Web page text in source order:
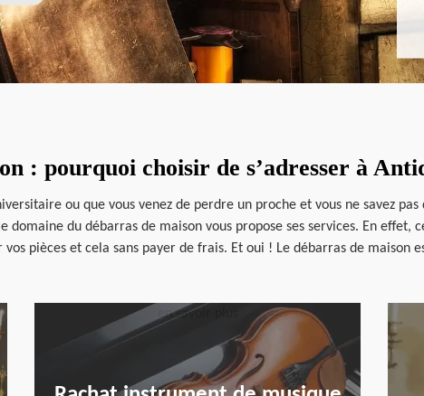
: pourquoi choisir de s’adresser à
ou que vous venez de perdre un proche et vous ne savez
domaine du débarras de maison vous propose ses services. En
pièces et cela sans payer de frais. Et oui ! Le débarras de maison
en savoir plus